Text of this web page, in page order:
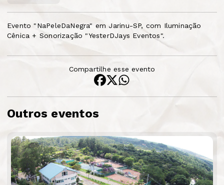
Evento "NaPeleDaNegra" em Jarinu-SP, com Iluminação
Cênica + Sonorização "YesterDJays Eventos".
Outros eventos
Compartilhe esse evento